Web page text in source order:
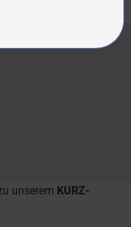
unserem KURZ-